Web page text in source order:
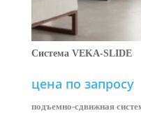
Система VEKA-SLIDE
цена по запросу
подъемно-сдвижная